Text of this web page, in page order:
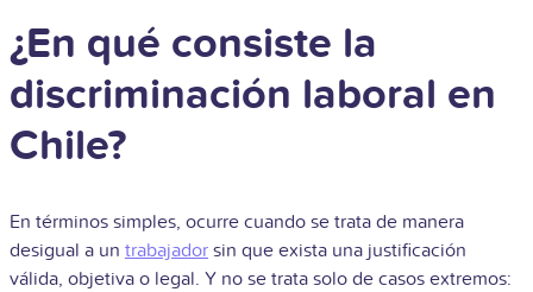
¿En qué consiste la
discriminación laboral en
Chile?
En términos simples, ocurre cuando se trata de manera
desigual a un trabajador sin que exista una justificación
válida, objetiva o legal. Y no se trata solo de casos extremos: